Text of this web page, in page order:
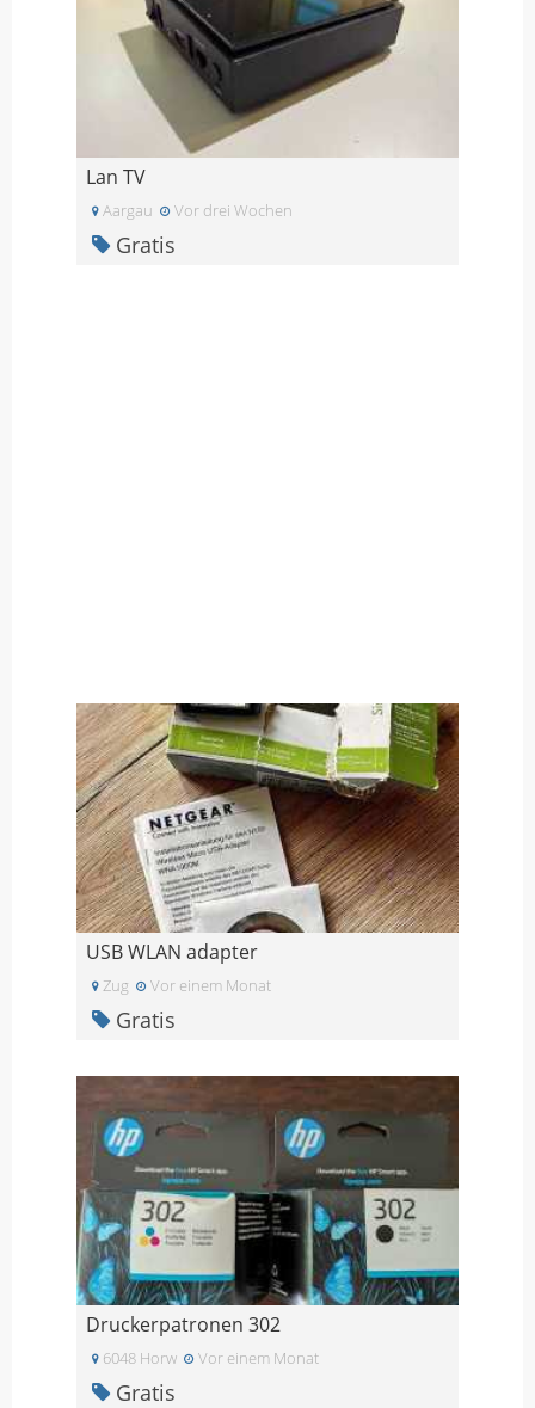
Lan TV
Aargau Vor drei Wochen
Gratis
USB WLAN adapter
Zug Vor einem Monat
Gratis
Druckerpatronen 302
6048 Horw Vor einem Monat
Gratis